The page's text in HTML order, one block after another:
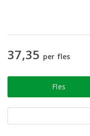
37,35 per fles
Fles